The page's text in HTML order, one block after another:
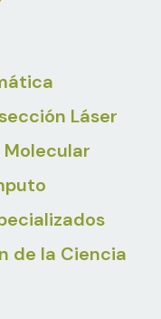
Láser
de la Ciencia